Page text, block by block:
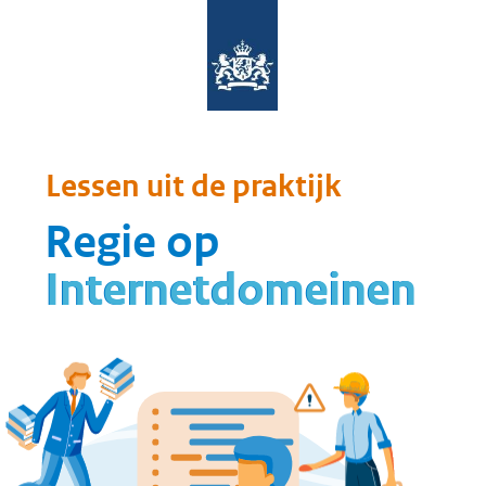
Regie op
Internetdomeinen
Internetdomeinen
beheer,
voorbeelden
uit de praktijk
voorbeelden
uit de praktijk